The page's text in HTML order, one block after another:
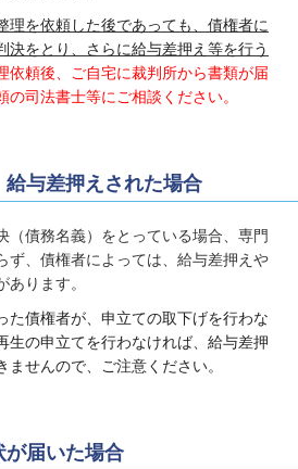
理を依頼した後であっても、債権者に
決をとり、さらに給与差押え等を行う
依頼後、ご自宅に裁判所から書類が届
の司法書士等にご相談ください。
与差押えされた場合
（債務名義）をとっている場合、専門
ず、債権者によっては、給与差押えや
ります。
た債権者が、申立ての取下げを行わな
生の申立てを行わなければ、給与差押
ませんので、ご注意ください。
が届いた場合